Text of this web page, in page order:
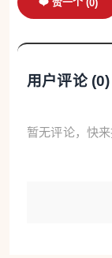
0)
用户评论 (0)
暂无评论，快